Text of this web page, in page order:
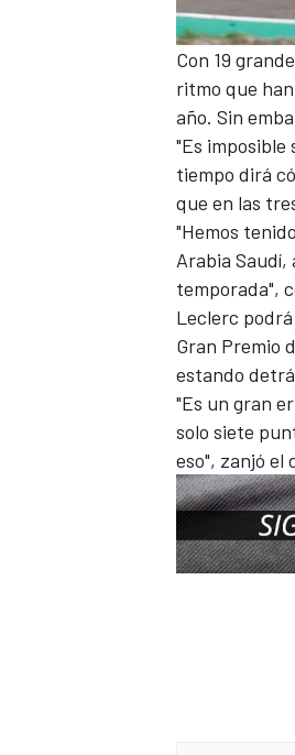
Con 19
ritmo que
año. Sin
"Es imposible
tiempo dirá
que en las
"Hemos
Arabia Saudí,
temporada",
Leclerc
Gran Premio
estando
"Es un gran
solo siete
eso", zanjó el